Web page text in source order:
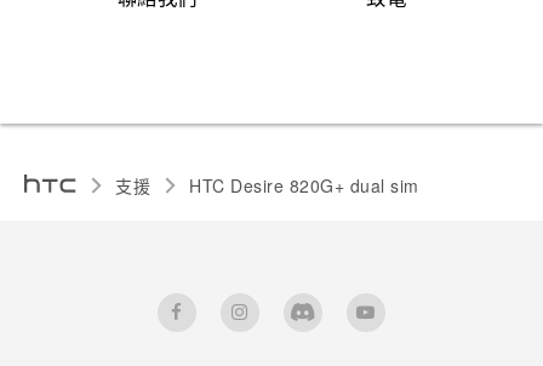
支援 HTC Desire 820G+ dual sim‎